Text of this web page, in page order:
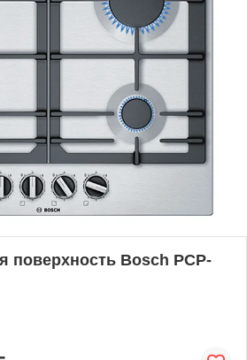
поверхность Bosch PCP-